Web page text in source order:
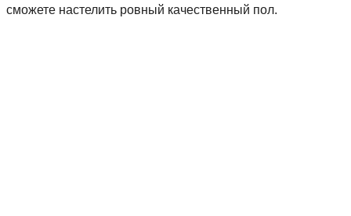
сможете настелить ровный качественный пол.